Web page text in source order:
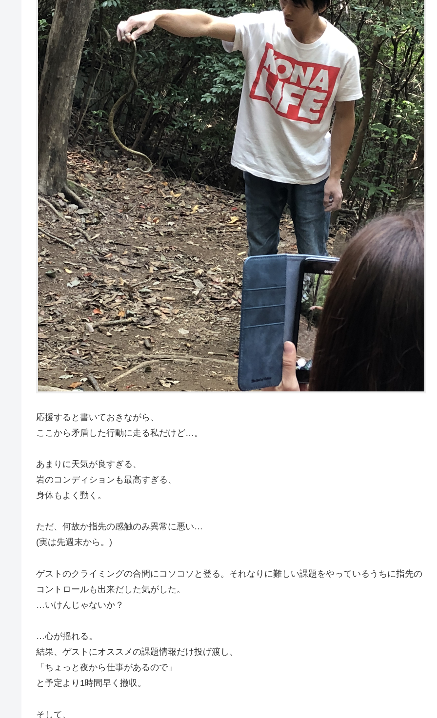
応援すると書いておきながら、
ここから矛盾した行動に走る私だけど…。
あまりに天気が良すぎる、
岩のコンディションも最高すぎる、
身体もよく動く。
ただ、何故か指先の感触のみ異常に悪い…
(実は先週末から。)
ゲストのクライミングの合間にコソコソと登る。それなりに難しい課題をやっているうちに指先の
コントロールも出来だした気がした。
…いけんじゃないか？
…心が揺れる。
結果、ゲストにオススメの課題情報だけ投げ渡し、
「ちょっと夜から仕事があるので」
と予定より1時間早く撤収。
そして、